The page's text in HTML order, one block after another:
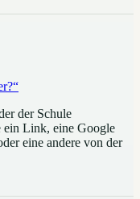
der Schule
ein Link, eine Google
eine andere von der